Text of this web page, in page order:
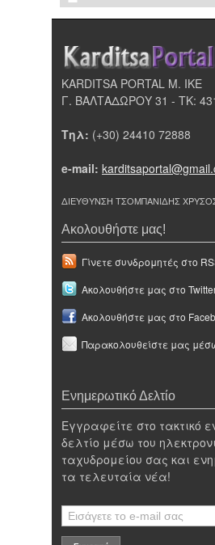
KARDITSA PORTAL Μ. ΙΚΕ
Γ. ΒΑΛΤΑΔΩΡΟΥ 31 - ΤΚ:
Τηλ: (+30) 24410 72888
e-mail:
ΔΙΕΥΘΥΝΣΗ ΤΣΟΜΠΑΝΙΔΗΣ
Ακολουθήστε μας!
Γίνετε συνδρομητές στο
Ακολουθήστε μας στο
Ακολουθήστε μας στο
Παρακολουθείστε μας
Ενημερωτικό Δελτίο
Εγγραφείτε στο τακτικό
δελτίο μέσω του
ταχυδρομείου σας και
τα τελευταία νέα!